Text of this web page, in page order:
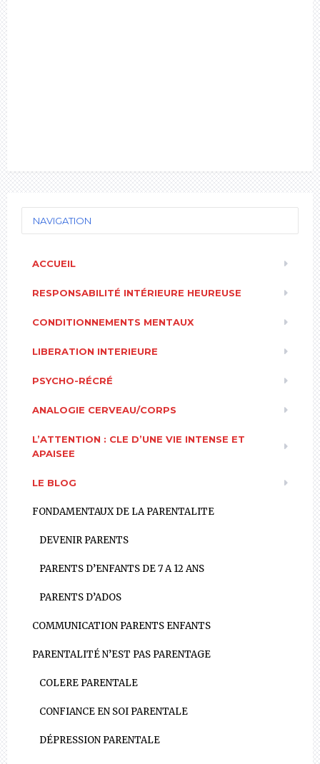
NAVIGATION
ACCUEIL
RESPONSABILITÉ INTÉRIEURE HEUREUSE
CONDITIONNEMENTS MENTAUX
LIBERATION INTERIEURE
PSYCHO-RÉCRÉ
ANALOGIE CERVEAU/CORPS
L’ATTENTION : CLE D’UNE VIE INTENSE ET
APAISEE
LE BLOG
FONDAMENTAUX DE LA PARENTALITE
DEVENIR PARENTS
PARENTS D’ENFANTS DE 7 A 12 ANS
PARENTS D’ADOS
COMMUNICATION PARENTS ENFANTS
PARENTALITÉ N’EST PAS PARENTAGE
COLERE PARENTALE
CONFIANCE EN SOI PARENTALE
DÉPRESSION PARENTALE